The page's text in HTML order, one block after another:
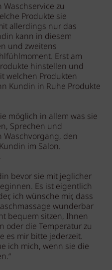
zu
Produkte sie
allerdings nur das
kann in diesem
und zweitens
Erst am
hinstellen und
welchen Produkten
Kundin in Ruhe Produkte
möglich in allem was sie
Sprechen und
Waschvorgang, den
im Salon.
bevor sie mit jeglicher
Es ist eigentlich
ich wünsche mir, dass
wunderbar
bequem sitzen, Ihnen
oder die Temperatur zu
es mir bitte jederzeit.
ich mich, wenn sie die